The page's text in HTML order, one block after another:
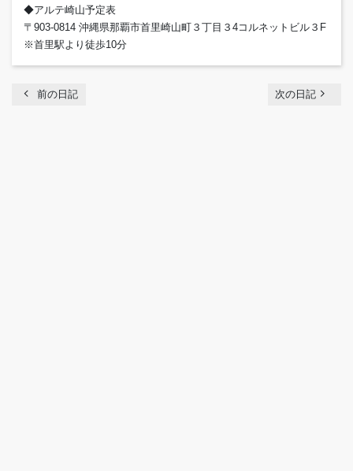
◆アルテ崎山予定表
〒903-0814 沖縄県那覇市首里崎山町３丁目３4コルネットビル３F
※首里駅より徒歩10分
chevron_left 前の日記 次の日記 navigate_next